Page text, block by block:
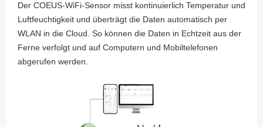
Der COEUS-WiFi-Sensor misst kontinuierlich Temperatur und
Luftfeuchtigkeit und überträgt die Daten automatisch per
WLAN in die Cloud. So können die Daten in Echtzeit aus der
Ferne verfolgt und auf Computern und Mobiltelefonen
abgerufen werden.